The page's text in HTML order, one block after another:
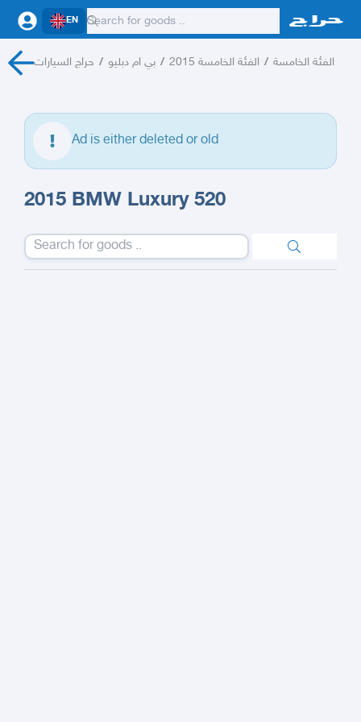
EN
حراج السيارات / بي ام دبليو / الفئة الخامسة 2015 / الفئة الخامسة
Ad is either deleted or old
2015 BMW Luxury 520